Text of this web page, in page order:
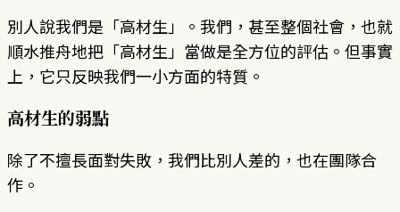
別人說我們是「高材生」。我們，甚至整個社會，也就
順水推舟地把「高材生」當做是全方位的評估。但事實
上，它只反映我們一小方面的特質。
高材生的弱點
除了不擅長面對失敗，我們比別人差的，也在團隊合
作。